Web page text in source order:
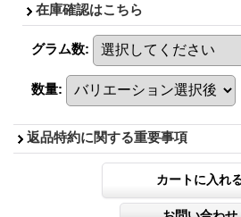
在庫確認はこちら
グラム数:
数量:
返品特約に関する重要事項